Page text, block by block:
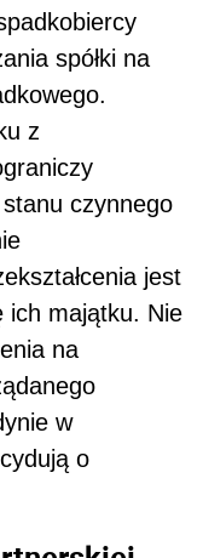
spółki na
z
czynnego
jest
ich majątku. Nie
na
w
o